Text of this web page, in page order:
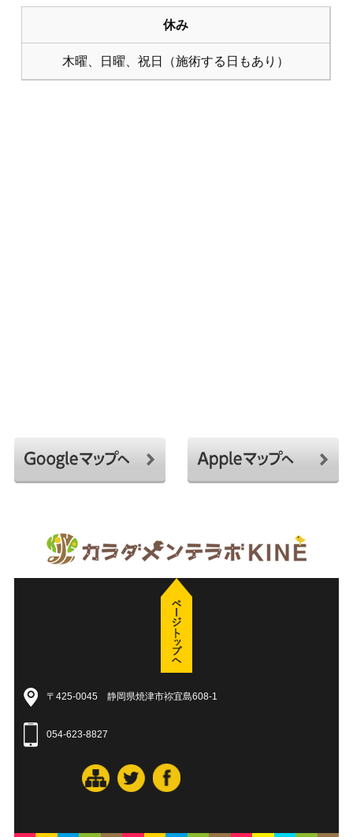
休み
木曜、日曜、祝日（施術する日もあり）
〒425-0045 静岡県焼津市祢宜島608-1
054-623-8827